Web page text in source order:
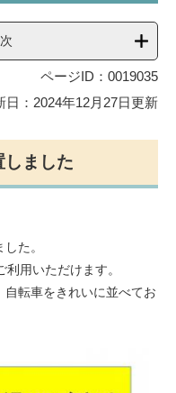
ページID：0019035
日：2024年12月27日更新
しました
た。
用いただけます。
転車をきれいに並べてお